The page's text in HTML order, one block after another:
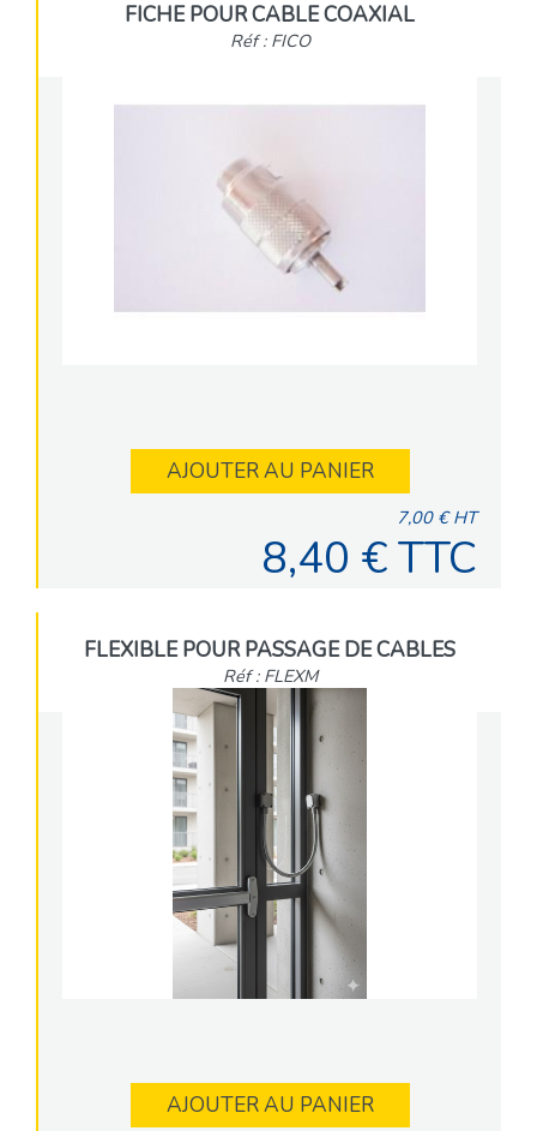
FICHE POUR CABLE COAXIAL
Réf : FICO
AJOUTER AU PANIER
7,00 € HT
8,40 € TTC
FLEXIBLE POUR PASSAGE DE CABLES
Réf : FLEXM
AJOUTER AU PANIER